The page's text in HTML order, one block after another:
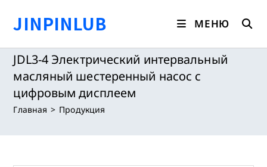
содержимому
JINPINLUB МЕНЮ
JDL3-4 Электрический интервальный
масляный шестеренный насос с
цифровым дисплеем
Главная > Продукция